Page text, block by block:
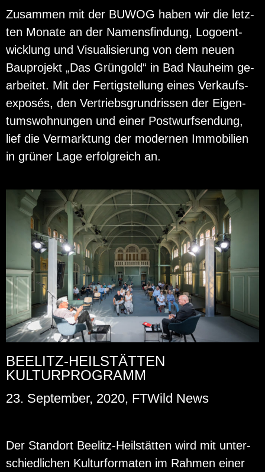
Zu­sam­men mit der BUWOG haben wir die letz­
ten Mo­na­te an der Na­mens­fin­dung, Lo­go­ent­
wick­lung und Vi­sua­li­sie­rung von dem neuen
Bau­pro­jekt „Das Grün­gold“ in Bad Nau­heim ge­
ar­bei­tet. Mit der Fer­tig­stel­lung eines Ver­kaufs­
ex­posés, den Ver­triebs­grund­ris­sen der Ei­gen­
tums­woh­nun­gen und einer Post­wurf­sen­dung,
lief die Ver­mark­tung der mo­der­nen Im­mo­bi­li­en
in grü­ner Lage er­folg­reich an.
BEELITZ-HEILSTÄTTEN
KULTURPROGRAMM
23. September, 2020, FTWild News
Der Stand­ort Bee­litz-Heil­stät­ten wird mit un­ter­
schied­li­chen Kul­tur­for­ma­ten im Rah­men einer